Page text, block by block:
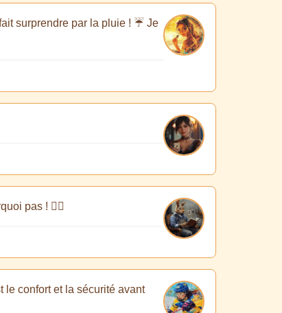
surprendre par la pluie ! ☔ Je
pas ! 🤷‍♂️
le confort et la sécurité avant